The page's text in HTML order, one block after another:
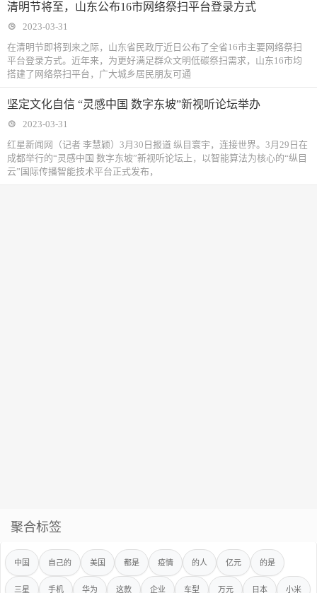
清明节将至，山东公布16市网络祭扫平台登录方式
2023-03-31
在清明节即将到来之际，山东省民政厅近日公布了全省16市主要网络祭扫
平台登录方式。近年来，为更好满足群众文明低碳祭扫需求，山东16市均
搭建了网络祭扫平台，广大城乡居民朋友可通
坚定文化自信 “灵感中国 数字东坡”新视听论坛举办
2023-03-31
红星新闻网（记者 李慧颖）3月30日报道 纵目寰宇，连接世界。3月29日在
成都举行的“灵感中国 数字东坡”新视听论坛上，以智能算法为核心的“纵目
云”国际传播智能技术平台正式发布，
聚合标签
中国 自己的 美国 都是 疫情 的人 亿元 的是
三星 手机 华为 这款 企业 车型 万元 日本 小米